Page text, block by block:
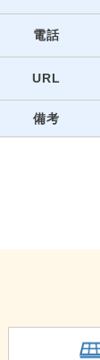
電話
URL
備考